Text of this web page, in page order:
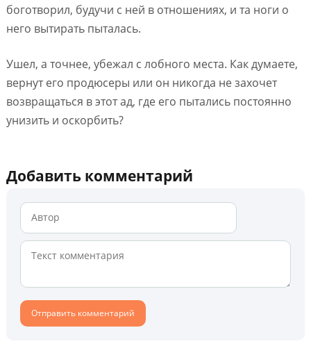
боготворил, будучи с ней в отношениях, и та ноги о
него вытирать пыталась.
Ушел, а точнее, убежал с лобного места. Как думаете,
вернут его продюсеры или он никогда не захочет
возвращаться в этот ад, где его пытались постоянно
унизить и оскорбить?
Добавить комментарий